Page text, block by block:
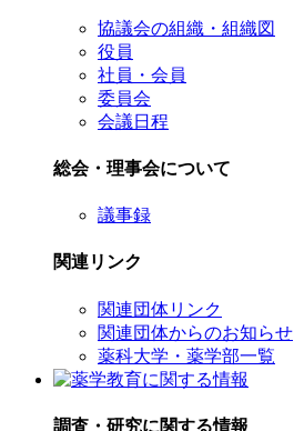
協議会の組織・組織図
役員
社員・会員
委員会
会議日程
総会・理事会について
議事録
関連リンク
関連団体リンク
関連団体からのお知らせ
薬科大学・薬学部一覧
調査・研究に関する情報